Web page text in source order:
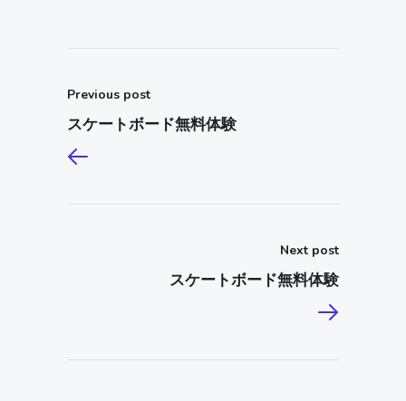
Previous post
スケートボード無料体験
Next post
スケートボード無料体験